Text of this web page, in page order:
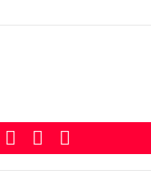
SWITCH
SKIN
BUSCAR